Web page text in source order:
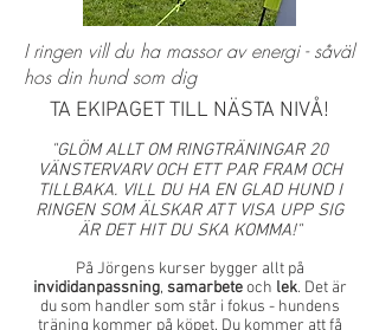
I ringen vill du ha massor av energi - såväl
hos din hund som dig
TA EKIPAGET TILL NÄSTA NIVÅ!
"GLÖM ALLT OM RINGTRÄNINGAR 20
VÄNSTERVARV OCH ETT PAR FRAM OCH
TILLBAKA. VILL DU HA EN GLAD HUND I
RINGEN SOM ÄLSKAR ATT VISA UPP SIG
ÄR DET HIT DU SKA KOMMA!"
På Jörgens kurser bygger allt på
invididanpassning, samarbeteoch lek. Det är
du som handler som står i fokus - hundens
träning kommer på köpet. Du kommer att få